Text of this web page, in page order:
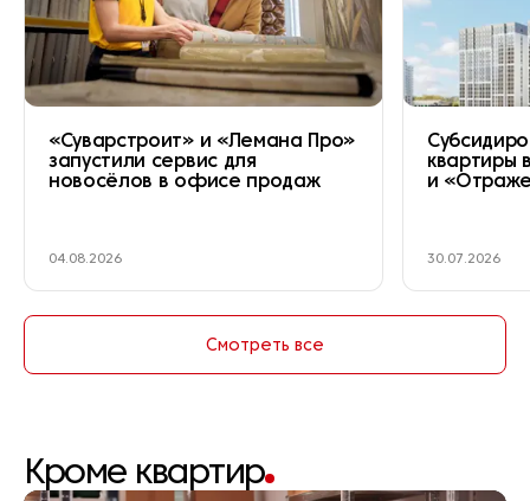
Смотреть все
«Суварстроит» и «Лемана Про»
запустили сервис для
новосёлов в офисе продаж
04.08.2026
квартиры
и
30.07.2026
Кроме квартир